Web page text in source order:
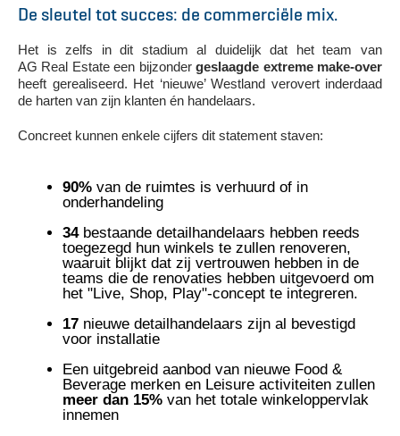
De sleutel tot succes: de commerciële mix.
Het is zelfs in dit stadium al duidelijk dat het team van
AG Real Estate een bijzondergeslaagde extreme make-over
heeft gerealiseerd. Het ‘nieuwe’ Westland verovert inderdaad
de harten van zijn klanten én handelaars.
Concreet kunnen enkele cijfers dit statement staven:
90% van de ruimtes is verhuurd of in
onderhandeling
34bestaande detailhandelaars hebben reeds
toegezegd hun winkels te zullen renoveren,
waaruit blijkt dat zij vertrouwen hebben in de
teams die de renovaties hebben uitgevoerd om
het "Live, Shop, Play"-concept te integreren.
17 nieuwe detailhandelaars zijn al bevestigd
voor installatie
Een uitgebreid aanbod van nieuwe Food &
Beverage merken en Leisure activiteiten zullen
meer dan 15% van het totale winkeloppervlak
innemen